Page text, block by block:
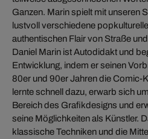
Ganzen. Marin spielt mit unseren
lustvoll verschiedene
authentischen Flair von Straße
Daniel Marin ist Autodidakt und
Entwicklung, indem er seinen
80er und 90er Jahren die Comic-
lernte schnell dazu, erwarb sich
Bereich des Grafikdesigns und
seine Möglichkeiten als Künstler.
klassische Techniken und die